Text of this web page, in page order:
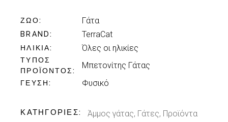
ΖΏΟ Γάτα
BRAND TerraCat
ΗΛΙΚΊΑ Όλες οι ηλικίες
ΤΎΠΟΣ
ΠΡΟΪΌΝΤΟΣ
Μπετονίτης Γάτας
ΓΕΎΣΗ Φυσικό
ΚΑΤΗΓΟΡΊΕΣ: Άμμος γάτας, Γάτες, Προϊόντα